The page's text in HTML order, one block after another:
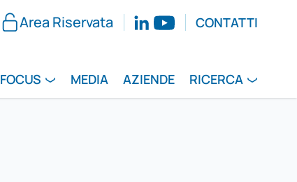
Area Riservata CONTATTI
FOCUS MEDIA AZIENDE RICERCA